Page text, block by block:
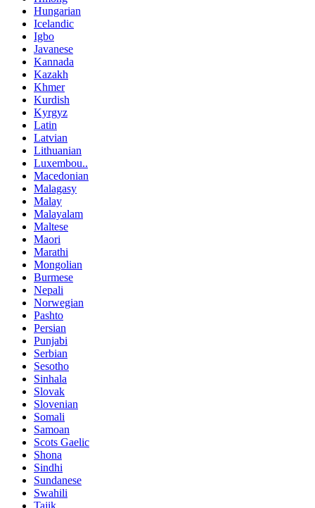
Hungarian
Icelandic
Igbo
Javanese
Kannada
Kazakh
Khmer
Kurdish
Kyrgyz
Latin
Latvian
Lithuanian
Luxembou..
Macedonian
Malagasy
Malay
Malayalam
Maltese
Maori
Marathi
Mongolian
Burmese
Nepali
Norwegian
Pashto
Persian
Punjabi
Serbian
Sesotho
Sinhala
Slovak
Slovenian
Somali
Samoan
Scots Gaelic
Shona
Sindhi
Sundanese
Swahili